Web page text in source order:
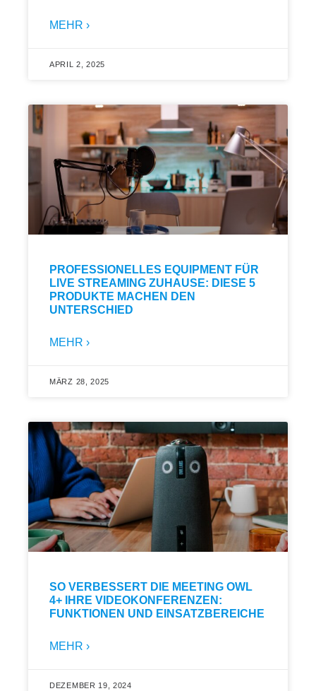
MEHR ›
APRIL 2, 2025
PROFESSIONELLES EQUIPMENT FÜR
LIVE STREAMING ZUHAUSE: DIESE 5
PRODUKTE MACHEN DEN
UNTERSCHIED
MEHR ›
MÄRZ 28, 2025
SO VERBESSERT DIE MEETING OWL
4+ IHRE VIDEOKONFERENZEN:
FUNKTIONEN UND EINSATZBEREICHE
MEHR ›
DEZEMBER 19, 2024